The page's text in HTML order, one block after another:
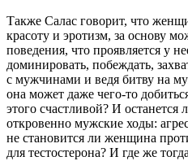
Также Салас говорит, что
красоту и эротизм, за основу
поведения, что проявляется у
доминировать, побеждать,
с мужчинами и ведя битву на
она может даже чего-то
этого счастливой? И
откровенно мужские ходы:
не становится ли женщина
для тестостерона? И где же